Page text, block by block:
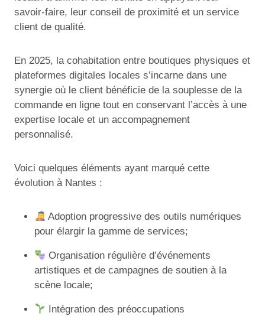
savoir-faire, leur conseil de proximité et un service
client de qualité.
En 2025, la cohabitation entre boutiques physiques et
plateformes digitales locales s’incarne dans une
synergie où le client bénéficie de la souplesse de la
commande en ligne tout en conservant l’accès à une
expertise locale et un accompagnement
personnalisé.
Voici quelques éléments ayant marqué cette
évolution à Nantes :
Adoption progressive des outils numériques
pour élargir la gamme de services;
Organisation régulière d’événements
artistiques et de campagnes de soutien à la
scène locale;
Intégration des préoccupations